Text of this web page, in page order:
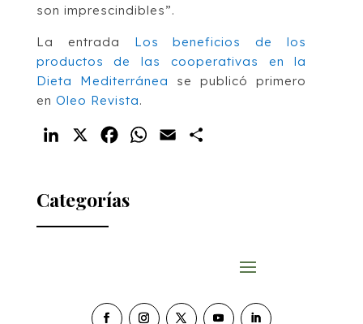
son imprescindibles”.
La entrada Los beneficios de los
productos de las cooperativas en la
Dieta Mediterránea
se publicó primero
en Oleo Revista.
LinkedIn FacebookWhatsApp
Email
Categorías